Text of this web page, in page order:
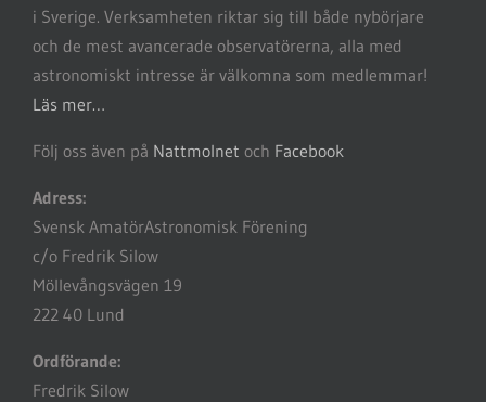
i Sverige. Verksamheten riktar sig till både nybörjare
och de mest avancerade observatörerna, alla med
astronomiskt intresse är välkomna som medlemmar!
Läs mer…
Följ oss även på Nattmolnet och Facebook
Adress:
Svensk AmatörAstronomisk Förening
c/o Fredrik Silow
Möllevångsvägen 19
222 40 Lund
Ordförande:
Fredrik Silow